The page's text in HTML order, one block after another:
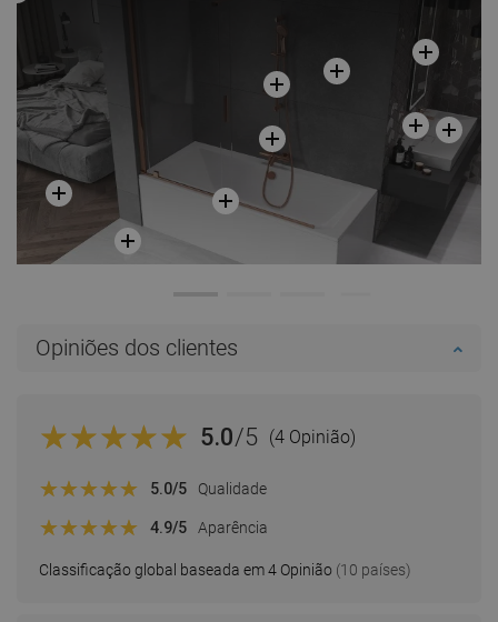
Opiniões dos clientes
5.0/5 (4 Opinião)
Classificação global baseada em 4 Opinião (10 países)
5.0/5 Qualidade
4.9/5 Aparência